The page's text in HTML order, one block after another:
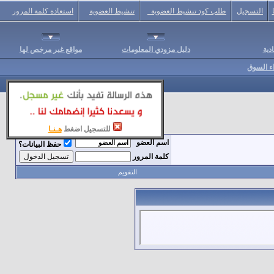
للتسجيل اضغط هـنـا
التسجيل طلب كود تنشيط العضوية تنشيط العضوية استعادة كلمة المرور
دليل مزودي المعلومات مواقع غير مرخص لها
السوق
اسم العضو
حفظ البيانات؟
كلمة المرور
التقويم